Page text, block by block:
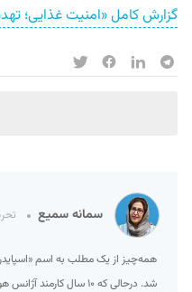
گزارش کامل «امنیت غذایی؛
سمانه سمیع
همه‌چیز از یک مطلب به اسم
شد. درحالی که ۱۰ سال